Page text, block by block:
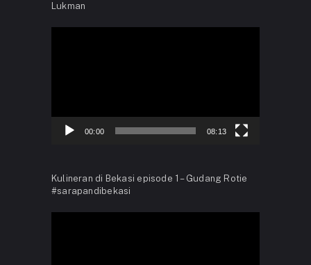
Lukman
00:00 08:13
Kulineran di Bekasi episode 1 – Gudang Rotie
#sarapandibekasi